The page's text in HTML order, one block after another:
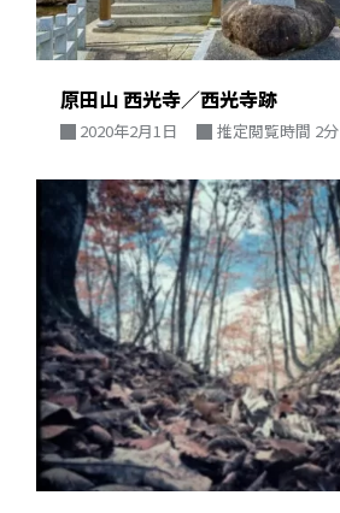
原田山 西光寺／西光寺跡
2020年2月1日 推定閲覧時間 2分